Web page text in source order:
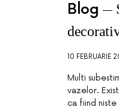
Blog
10 FEBRUARIE
Multi
vazelor.
ca fiind